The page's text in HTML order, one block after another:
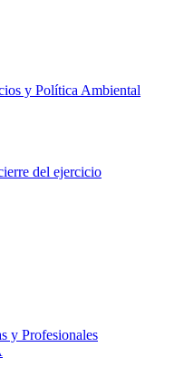
y Política Ambiental
del ejercicio
y Profesionales